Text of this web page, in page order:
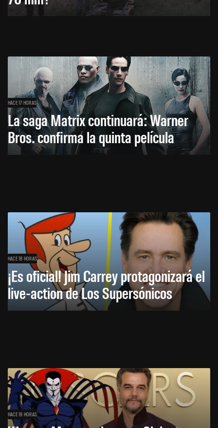
HACE 17 HORAS
La saga Matrix continuará: Warner
Bros. confirma la quinta película
HACE 18 HORAS
¡Es oficial! Jim Carrey protagonizará el
live-action de Los Supersónicos
HACE 19 HORAS